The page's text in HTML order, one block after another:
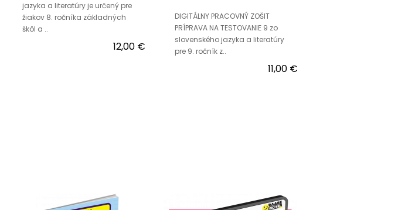
jazyka a literatúry je určený pre
žiakov 8. ročníka základných
škôl a ..
12,00 €
DIGITÁLNY PRACOVNÝ ZOŠIT
PRÍPRAVA NA TESTOVANIE 9 zo
slovenského jazyka a literatúry
pre 9. ročník z..
11,00 €